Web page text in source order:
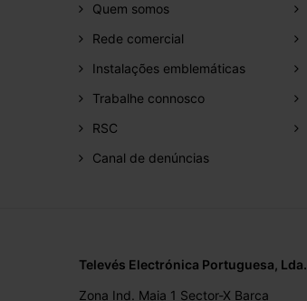
Quem somos
Rede comercial
Instalações emblemáticas
Trabalhe connosco
RSC
Canal de denúncias
Televés Electrónica Portuguesa, Lda.
Zona Ind. Maia 1 Sector-X Barca